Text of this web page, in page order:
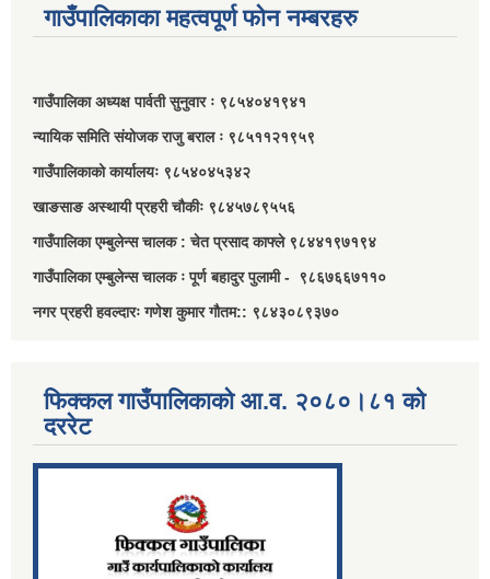
गाउँपालिकाका महत्वपूर्ण फोन नम्बरहरु
गाउँपालिका अध्यक्ष पार्वती सुनुवार ः ९८५४०४१९४१
न्यायिक समिति संयोजक राजु बराल ः ९८५११२१९५९
गाउँपालिकाको कार्यालयः ९८५४०४५३४२
खाङसाङ अस्थायी प्रहरी चौकीः ९८४५७८९५५६
गाउँपालिका एम्बुलेन्स चालक : चेत प्रसाद काफ्ले ९८४४१९७१९४
गाउँपालिका एम्बुलेन्स चालक ः पूर्ण बहादुर पुलामी - ९८६७६६७११०
नगर प्रहरी हवल्दारः गणेश कुमार गौतम:: ९८४३०८९३७०
फिक्कल गाउँपालिकाको आ.व. २०८०।८१ को
दररेट